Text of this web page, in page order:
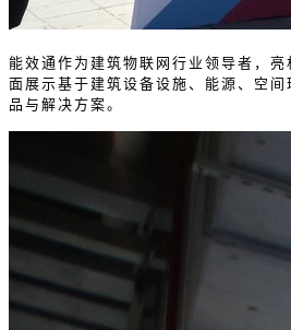
能效通作为建筑物联网行业领导者，
面展示基于建筑设备设施、能源、空
品与解决方案。